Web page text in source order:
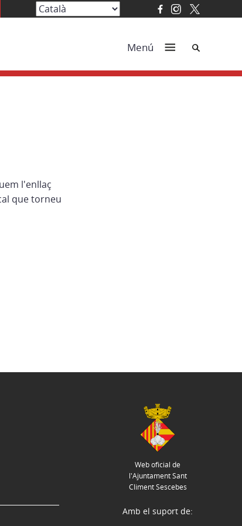
Menú Cerca
l'enllaç
que torneu
Web oficial de
l'Ajuntament Sant
Climent Sescebes
Amb el suport de: